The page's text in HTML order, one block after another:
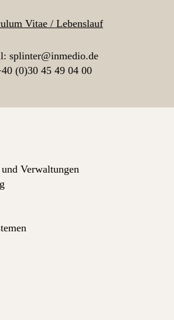
Vitae / Lebenslauf
splinter@inmedio.de
(0)30 45 49 04 00
Verwaltungen